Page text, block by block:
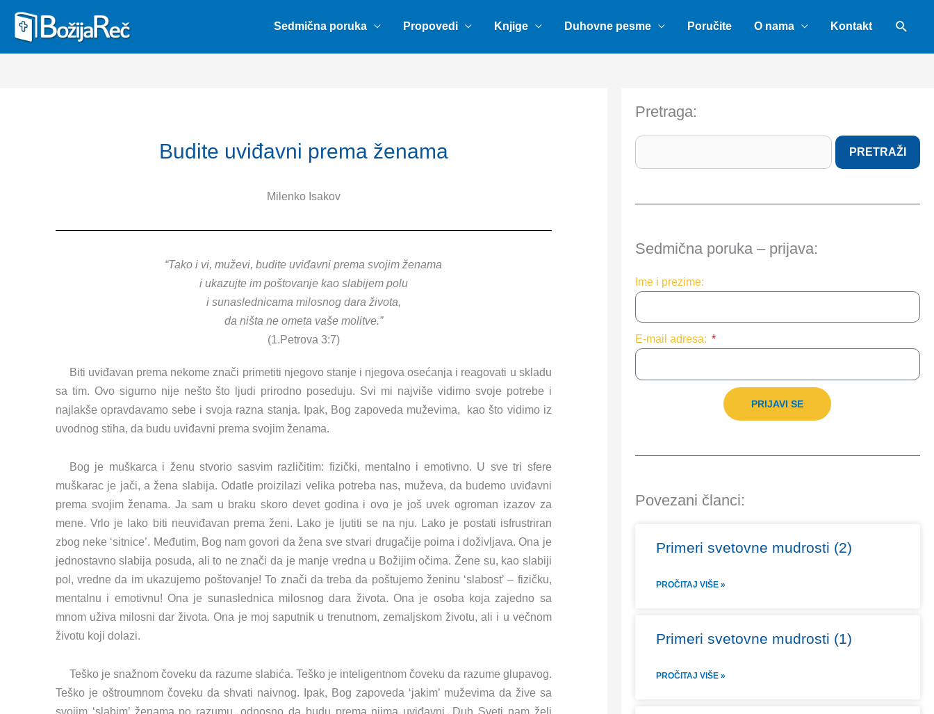
content
Sedmična poruka Propovedi Knjige Duhovne pesme Poručite O nama Kontakt
Budite uviđavni prema ženama
Milenko Isakov
“Tako i vi, muževi, budite uviđavni prema svojim ženama
i ukazujte im poštovanje kao slabijem polu
i sunaslednicama milosnog dara života,
da ništa ne ometa vaše molitve.”
(1.Petrova 3:7)
Biti uviđavan prema nekome znači primetiti njegovo stanje i njegova osećanja i reagovati u skladu
sa tim. Ovo sigurno nije nešto što ljudi prirodno poseduju. Svi mi najviše vidimo svoje potrebe i
najlakše opravdavamo sebe i svoja razna stanja. Ipak, Bog zapoveda muževima, kao što vidimo iz
uvodnog stiha, da budu uviđavni prema svojim ženama.
Bog je muškarca i ženu stvorio sasvim različitim: fizički, mentalno i emotivno. U sve tri sfere
muškarac je jači, a žena slabija. Odatle proizilazi velika potreba nas, muževa, da budemo uviđavni
prema svojim ženama. Ja sam u braku skoro devet godina i ovo je još uvek ogroman izazov za
mene. Vrlo je lako biti neuviđavan prema ženi. Lako je ljutiti se na nju. Lako je postati isfrustriran
zbog neke ‘sitnice’. Međutim, Bog nam govori da žena sve stvari drugačije poima i doživljava. Ona je
jednostavno slabija posuda, ali to ne znači da je manje vredna u Božijim očima. Žene su, kao slabiji
pol, vredne da im ukazujemo poštovanje! To znači da treba da poštujemo ženinu ‘slabost’ – fizičku,
mentalnu i emotivnu! Ona je sunaslednica milosnog dara života. Ona je osoba koja zajedno sa
mnom uživa milosni dar života. Ona je moj saputnik u trenutnom, zemaljskom životu, ali i u večnom
životu koji dolazi.
Teško je snažnom čoveku da razume slabića. Teško je inteligentnom čoveku da razume glupavog.
Teško je oštroumnom čoveku da shvati naivnog. Ipak, Bog zapoveda ‘jakim’ muževima da žive sa
svojim ‘slabim’ ženama po razumu, odnosno da budu prema njima uviđavni. Duh Sveti nam želi
Pretraga:
Search
PRETRAŽI
Sedmična poruka – prijava:
Ime i prezime:
E-mail adresa:
PRIJAVI SE
Povezani članci:
Primeri svetovne mudrosti (2)
PROČITAJ VIŠE »
Primeri svetovne mudrosti (1)
PROČITAJ VIŠE »